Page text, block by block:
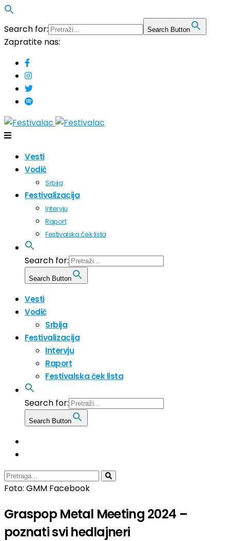
Search for: Search Button
Zapratite nas:
Vesti
Vodič
Srbija
Festivalizacija
Intervju
Raport
Festivalska ček lista
Search for:
Search Button
Vesti
Vodič
Srbija
Festivalizacija
Intervju
Raport
Festivalska ček lista
Search for:
Search Button
Foto: GMM Facebook
Graspop Metal Meeting 2024 –
poznati svi hedlajneri